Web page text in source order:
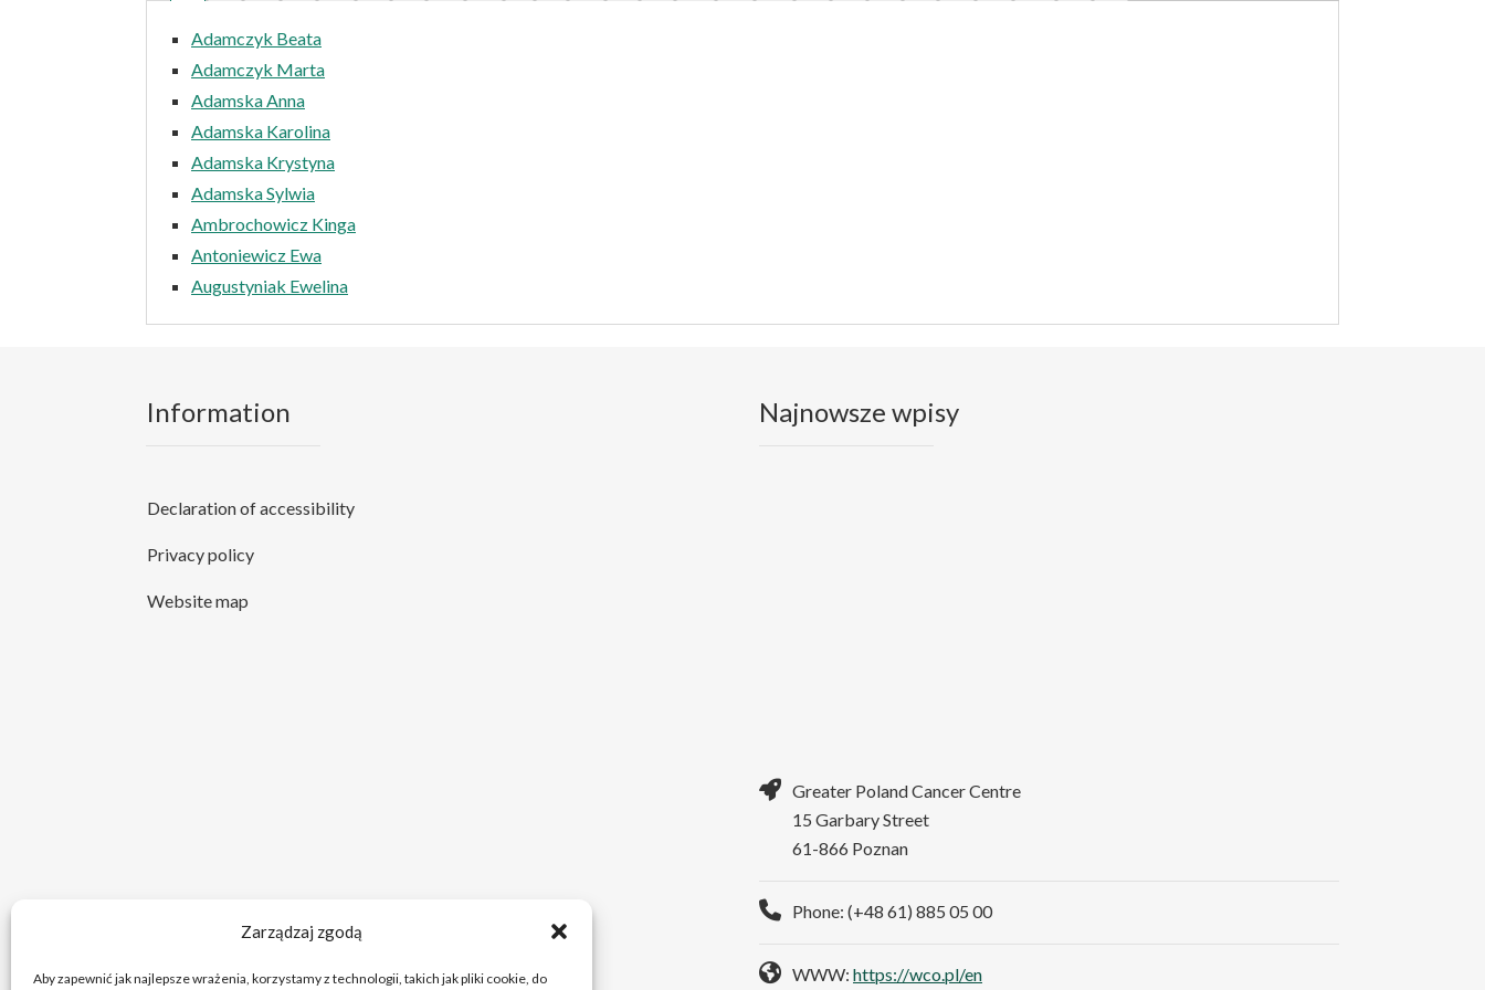
Zarządzaj zgodą
Aby zapewnić jak najlepsze wrażenia, korzystamy z technologii, takich jak pliki cookie, do
Adamczyk Beata
Adamczyk Marta
Adamska Anna
Adamska Karolina
Adamska Krystyna
Adamska Sylwia
Ambrochowicz Kinga
Antoniewicz Ewa
Augustyniak Ewelina
Information
Declaration of accessibility
Privacy policy
Website map
Najnowsze wpisy
Greater Poland Cancer Centre
15 Garbary Street
61-866 Poznan
Phone: (+48 61) 885 05 00
WWW: https://wco.pl/en